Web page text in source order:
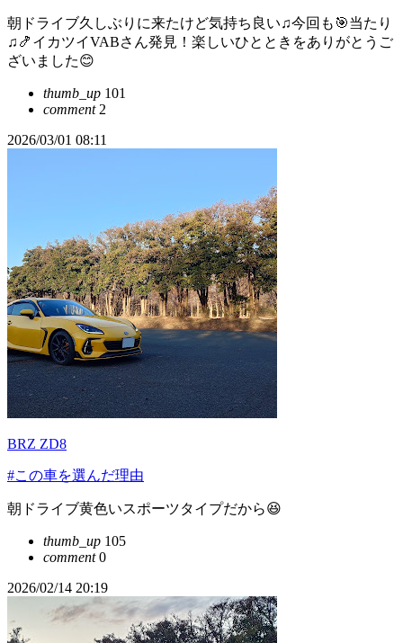
朝ドライブ久しぶりに来たけど気持ち良い♫今回も🎯当たり
♫🍤イカツイVABさん発見！楽しいひとときをありがとうご
ざいました😊
thumb_up 101
comment2
2026/03/01 08:11
BRZ ZD8
#この車を選んだ理由
朝ドライブ黄色いスポーツタイプだから😆
thumb_up 105
comment0
2026/02/14 20:19